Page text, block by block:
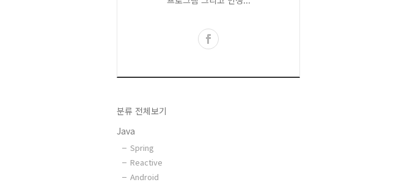
분류 전체보기
Java
Spring
Reactive
Android